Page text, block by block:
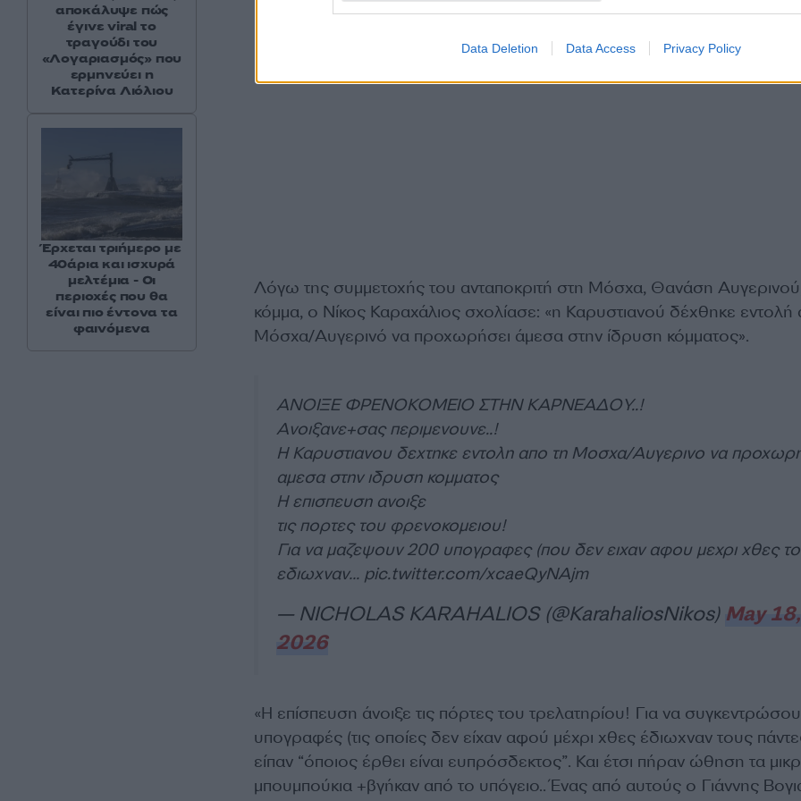
Data Deletion Data Access Privacy Policy
Λόγω της συμμετοχής του ανταποκριτή στη Μόσχα, Θανάση
κόμμα, ο Νίκος Καραχάλιος σχολίασε: «η Καρυστιανού δέχθηκε εντολή
Μόσχα/Αυγερινό να προχωρήσει άμεσα στην ίδρυση κόμματος».
ΑΝΟΙΞΕ ΦΡΕΝΟΚΟΜΕΙΟ ΣΤΗΝ ΚΑΡΝΕΑΔΟΥ..!
Ανοιξανε+σας περιμενουνε..!
Η Καρυστιανου δεχτηκε εντολη απο τη Μοσχα/Αυγερινο να
αμεσα στην ιδρυση κομματος
Η επισπευση ανοιξε
τις πορτες του φρενοκομειου!
Για να μαζεψουν 200 υπογραφες (που δεν ειχαν αφου μεχρι χθες
εδιωχναν… pic.twitter.com/xcaeQyNAjm
— NICHOLAS KARAHALIOS (@KarahaliosNikos) May 18,
2026
«Η επίσπευση άνοιξε τις πόρτες του τρελατηρίου! Για να
υπογραφές (τις οποίες δεν είχαν αφού μέχρι χθες έδιωχναν τους
είπαν “όποιος έρθει είναι ευπρόσδεκτος”. Και έτσι πήραν ώθηση τα
μπουμπούκια +βγήκαν από το υπόγειο.. Ένας από αυτούς ο Γιάννης
αποκάλυψε πώς
έγινε viral το
τραγούδι του
«Λογαριασμός» που
ερμηνεύει η
Κατερίνα Λιόλιου
Έρχεται τριήμερο με
40άρια και ισχυρά
μελτέμια - Οι
περιοχές που θα
είναι πιο έντονα τα
φαινόμενα